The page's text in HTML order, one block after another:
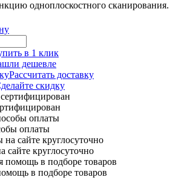
одноплоскостного сканирования.
в 1 клик
дешевле
Рассчитать доставку
скидку
оплаты
сайте круглосуточно
в подборе товаров